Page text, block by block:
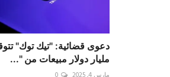
مليار دولار مبيعات من "...